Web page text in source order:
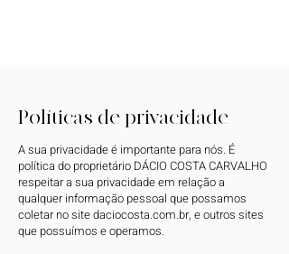
Políticas de privacidade
A sua privacidade é importante para nós. É
política do proprietário DÁCIO COSTA CARVALHO
respeitar a sua privacidade em relação a
qualquer informação pessoal que possamos
coletar no site daciocosta.com.br, e outros sites
que possuímos e operamos.